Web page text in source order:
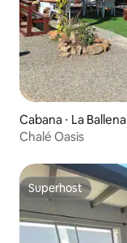
Cabana ⋅ La Ballena
Chalé Oasis
Superhost
Superhost